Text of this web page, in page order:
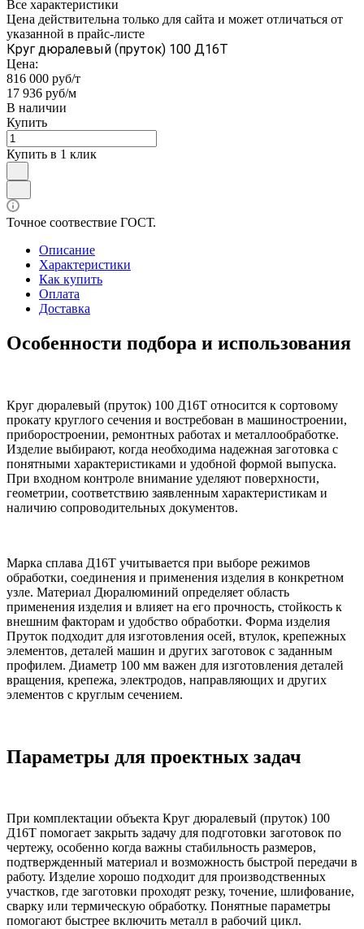
Все характеристики
Цена действительна только для сайта и может отличаться от
указанной в прайс-листе
Круг дюралевый (пруток) 100 Д16Т
Цена:
816 000 руб/т
17 936 руб/м
В наличии
Купить
Купить в 1 клик
Точное соотвествие ГОСТ.
Описание
Характеристики
Как купить
Оплата
Доставка
Особенности подбора и использования
Круг дюралевый (пруток) 100 Д16Т относится к сортовому
прокату круглого сечения и востребован в машиностроении,
приборостроении, ремонтных работах и металлообработке.
Изделие выбирают, когда необходима надежная заготовка с
понятными характеристиками и удобной формой выпуска.
При входном контроле внимание уделяют поверхности,
геометрии, соответствию заявленным характеристикам и
наличию сопроводительных документов.
Марка сплава Д16Т учитывается при выборе режимов
обработки, соединения и применения изделия в конкретном
узле. Материал Дюралюминий определяет область
применения изделия и влияет на его прочность, стойкость к
внешним факторам и удобство обработки. Форма изделия
Пруток подходит для изготовления осей, втулок, крепежных
элементов, деталей машин и других заготовок с заданным
профилем. Диаметр 100 мм важен для изготовления деталей
вращения, крепежа, электродов, направляющих и других
элементов с круглым сечением.
Параметры для проектных задач
При комплектации объекта Круг дюралевый (пруток) 100
Д16Т помогает закрыть задачу для подготовки заготовок по
чертежу, особенно когда важны стабильность размеров,
подтвержденный материал и возможность быстрой передачи в
работу. Изделие хорошо подходит для производственных
участков, где заготовки проходят резку, точение, шлифование,
сварку или термическую обработку. Понятные параметры
помогают быстрее включить металл в рабочий цикл.